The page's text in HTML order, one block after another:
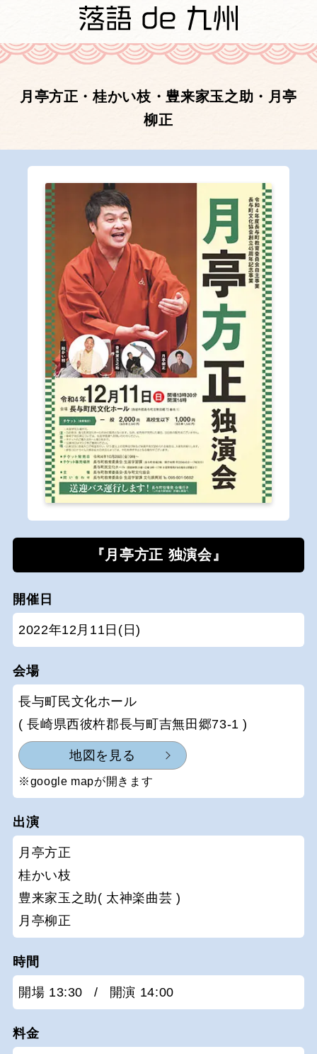
月亭方正・桂かい枝・豊来家玉之助・月亭
柳正
『月亭方正 独演会』
開催日
2022年12月11日(日)
会場
長与町民文化ホール
( 長崎県西彼杵郡長与町吉無田郷73-1 )
地図を見る
※google mapが開きます
出演
月亭方正
桂かい枝
豊来家玉之助( 太神楽曲芸 )
月亭柳正
時間
開場 13:30 / 開演 14:00
料金